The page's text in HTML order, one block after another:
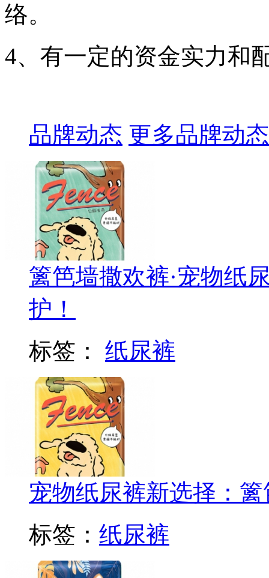
络。
4、有一定的资金实力和
品牌动态 更多品牌动态
篱笆墙撒欢裤·宠物纸
护！
标签： 纸尿裤
宠物纸尿裤新选择：
标签： 纸尿裤